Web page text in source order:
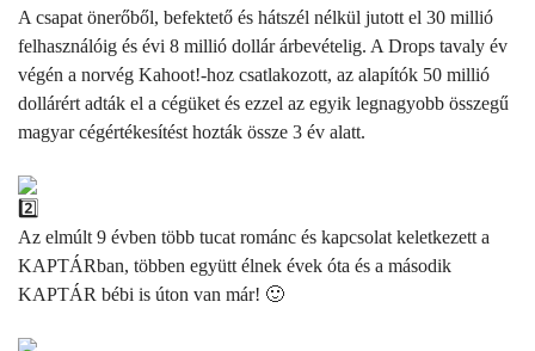
A csapat önerőből, befektető és hátszél nélkül jutott el 30 millió
felhasználóig és évi 8 millió dollár árbevételig. A Drops tavaly év
végén a norvég Kahoot!-hoz csatlakozott, az alapítók 50 millió
dollárért adták el a cégüket és ezzel az egyik legnagyobb összegű
magyar cégértékesítést hozták össze 3 év alatt.
Az elmúlt 9 évben több tucat románc és kapcsolat keletkezett a
KAPTÁRban, többen együtt élnek évek óta és a második
KAPTÁR bébi is úton van már! 🙂